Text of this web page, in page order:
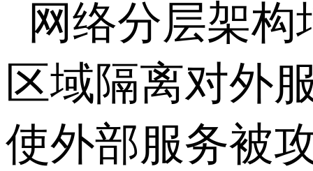
网络分层架
区域隔离对外
使外部服务被